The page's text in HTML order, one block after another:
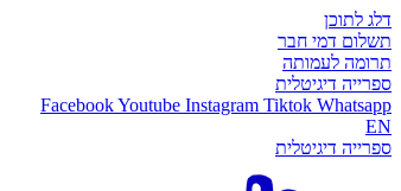
דלג לתוכן
תשלום דמי חבר
תרומה לעמותה
ספרייה דיגיטלית
FacebookYoutube Instagram Tiktok Whatsapp
EN
ספרייה דיגיטלית